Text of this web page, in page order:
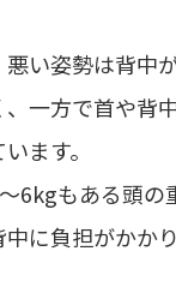
悪い姿勢は背中
一方で首や背
ます。
6kgもある頭の
に負担がかか